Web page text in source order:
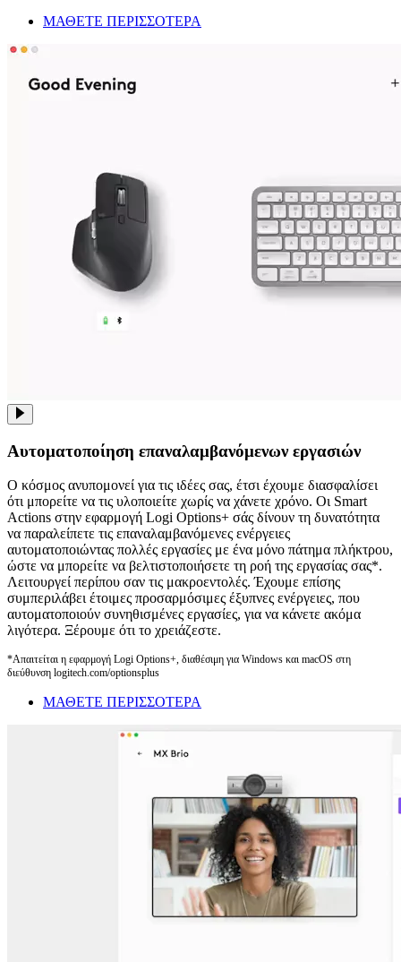
ΜΑΘΕΤΕ ΠΕΡΙΣΣΟΤΕΡΑ
Αυτοματοποίηση επαναλαμβανόμενων εργασιών
Ο κόσμος ανυπομονεί για τις ιδέες σας, έτσι έχουμε διασφαλίσει
ότι μπορείτε να τις υλοποιείτε χωρίς να χάνετε χρόνο. Οι Smart
Actions στην εφαρμογή Logi Options+ σάς δίνουν τη δυνατότητα
να παραλείπετε τις επαναλαμβανόμενες ενέργειες
αυτοματοποιώντας πολλές εργασίες με ένα μόνο πάτημα πλήκτρου,
ώστε να μπορείτε να βελτιστοποιήσετε τη ροή της εργασίας σας*.
Λειτουργεί περίπου σαν τις μακροεντολές. Έχουμε επίσης
συμπεριλάβει έτοιμες προσαρμόσιμες έξυπνες ενέργειες, που
αυτοματοποιούν συνηθισμένες εργασίες, για να κάνετε ακόμα
λιγότερα. Ξέρουμε ότι το χρειάζεστε.
*Απαιτείται η εφαρμογή Logi Options+, διαθέσιμη για Windows και macOS στη
διεύθυνση logitech.com/optionsplus
ΜΑΘΕΤΕ ΠΕΡΙΣΣΟΤΕΡΑ